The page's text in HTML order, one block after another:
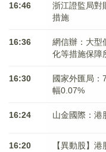
16:46
浙江證監局對
措施
16:36
網信辦：大型
化等措施保障
16:30
國家外匯局
幅0.07%
16:24 山金國際：港
16:20
【異動股】